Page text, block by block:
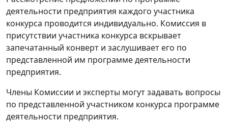
деятельности предприятия каждого участника
конкурса проводится индивидуально. Комиссия в
присутствии участника конкурса вскрывает
запечатанный конверт и заслушивает его по
представленной им программе деятельности
предприятия.
Члены Комиссии и эксперты могут задавать вопросы
по представленной участником конкурса программе
деятельности предприятия.